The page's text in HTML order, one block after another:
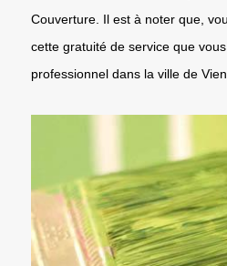
Couverture. Il est à noter que,
cette gratuité de service que
professionnel dans la ville de